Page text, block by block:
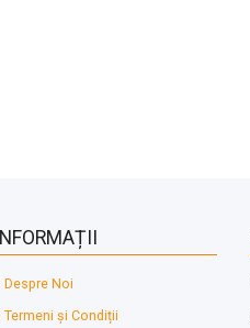
INFORMAȚII
Despre Noi
Termeni și Condiții